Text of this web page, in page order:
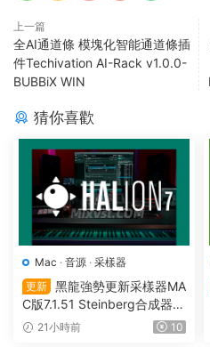
上一篇
全AI通道條 模塊化智能通道條插
件Techivation AI-Rack v1.0.0-
BUBBiX WIN
猜你喜歡
Mac · 音源 · 采樣器
更新 黑龍強勢更新采樣器MA
C版7.1.51 Steinberg合成器St
einberg HALion v7.1.51 MAC
21小時前 10